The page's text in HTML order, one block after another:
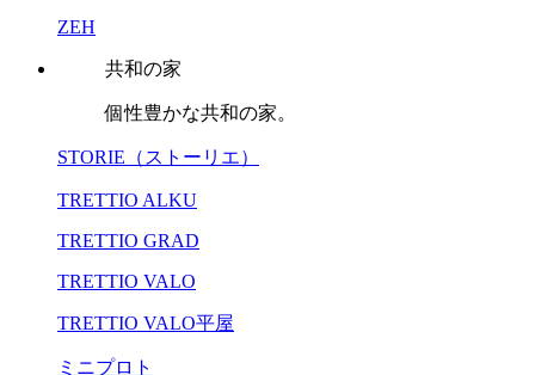
ZEH
共和の家
個性豊かな共和の家。
STORIE（ストーリエ）
TRETTIO ALKU
TRETTIO GRAD
TRETTIO VALO
TRETTIO VALO平屋
ミニプロト